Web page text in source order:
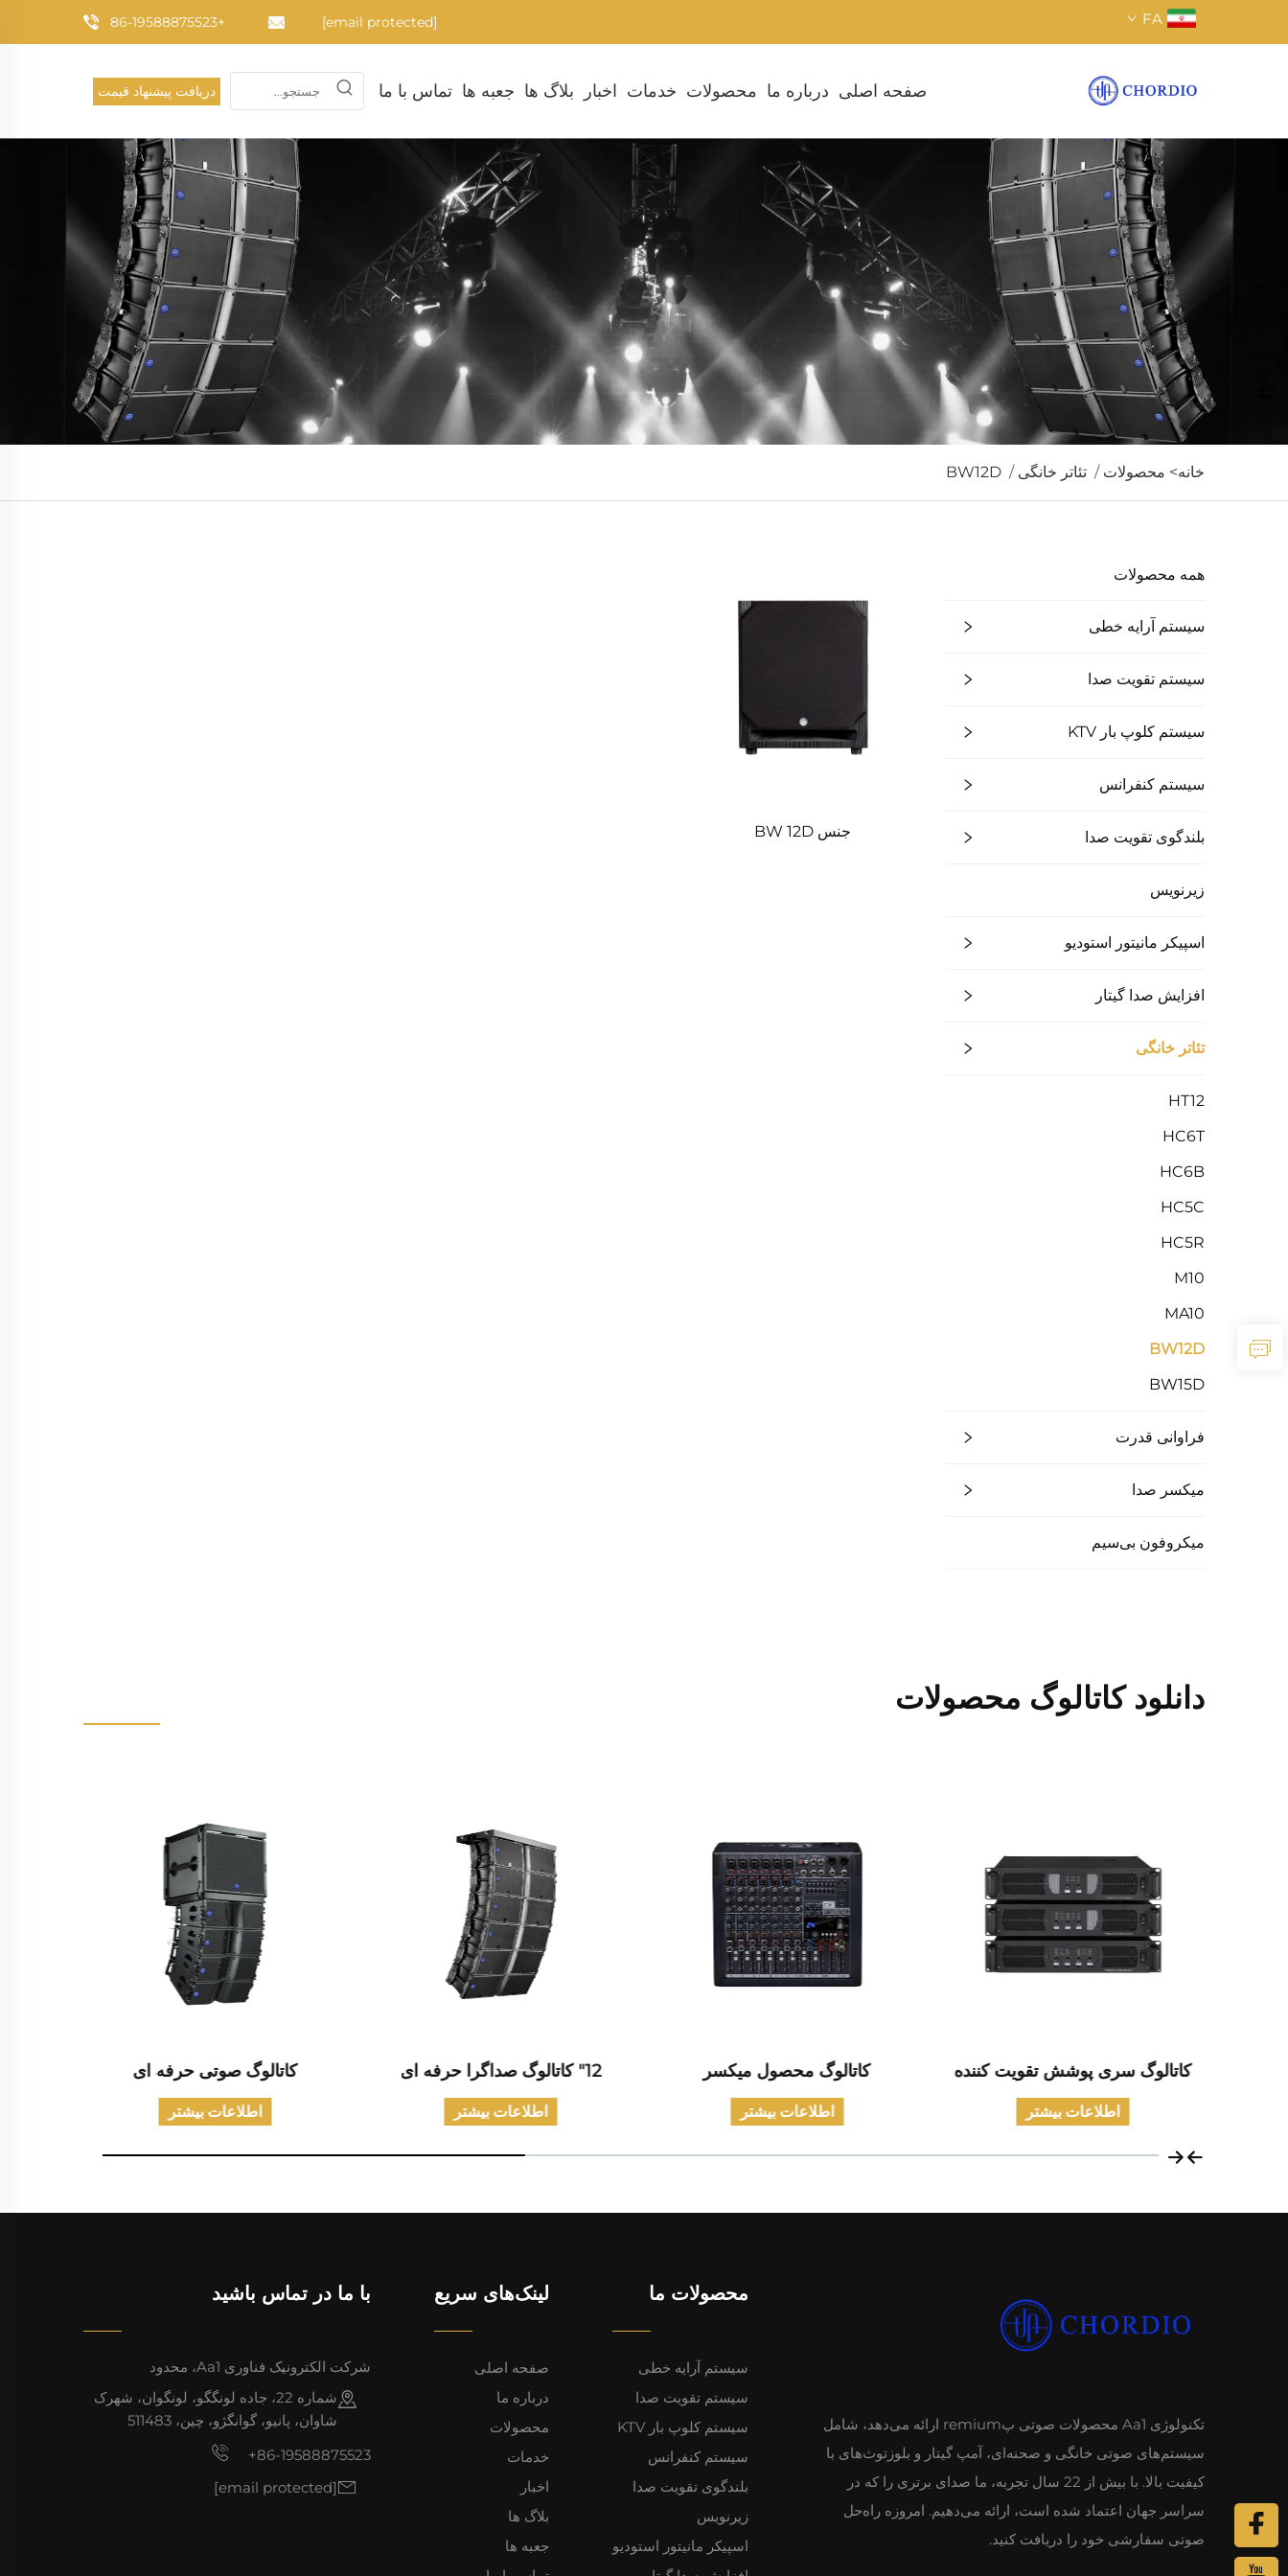
+86-19588875523 [email protected] FA
صفحه اصلی درباره ما محصولات خدمات اخبار بلاگ ها جعبه ها تماس با ما دریافت پیشنهاد قیمت
خانه> محصولات / تئاتر خانگی /
BW12D
همه محصولات
سیستم آرایه خطی
سیستم تقویت صدا
سیستم کلوپ بار KTV
سیستم کنفرانس
بلندگوی تقویت صدا
زیرنویس
اسپیکر مانیتور استودیو
افزایش صدا گیتار
تئاتر خانگی
HT12
HC6T
HC6B
HC5C
HC5R
M10
MA10
BW12D
BW15D
فراوانی قدرت
میکسر صدا
میکروفون بی‌سیم
جنس BW 12D
دانلود کاتالوگ محصولات
کاتالوگ سری پوشش تقویت کننده
اطلاعات بیشتر
کاتالوگ محصول میکسر
اطلاعات بیشتر
12" کاتالوگ صداگرا حرفه ای
اطلاعات بیشتر
کاتالوگ صوتی حرفه ای
اطلاعات بیشتر
تکنولوژی Aa1 محصولات صوتی پremium ارائه می‌دهد، شامل
سیستم‌های صوتی خانگی و صحنه‌ای، آمپ گیتار و بلوزتوث‌های با
کیفیت بالا. با بیش از 22 سال تجربه، ما صدای برتری را که در
سراسر جهان اعتماد شده است، ارائه می‌دهیم. امروزه راه‌حل
صوتی سفارشی خود را دریافت کنید.
محصولات ما
سیستم آرایه خطی
سیستم تقویت صدا
سیستم کلوپ بار KTV
سیستم کنفرانس
بلندگوی تقویت صدا
زیرنویس
اسپیکر مانیتور استودیو
لینک‌های سریع
صفحه اصلی
درباره ما
محصولات
خدمات
اخبار
بلاگ ها
جعبه ها
با ما در تماس باشید
شرکت الکترونیک فناوری Aa1، محدود
شماره 22، جاده لونگگو، لونگوان، شهرک
شاوان، پانیو، گوانگژو، چین، 511483
+86-19588875523
[email protected]